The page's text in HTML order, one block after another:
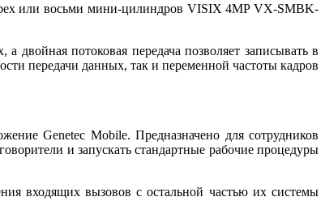
или восьми мини-цилиндров VISIX 4MP VX-SMBK-
потоковая передача позволяет записывать в
передачи данных, так и переменной частоты кадров
Genetec Mobile. Предназначено для сотрудников
и запускать стандартные рабочие процедуры
входящих вызовов с остальной частью их системы